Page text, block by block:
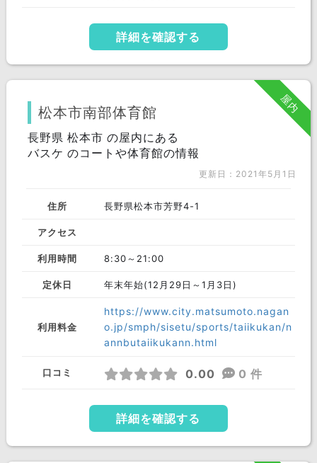
詳細を確認する
屋内
松本市南部体育館
長野県 松本市 の屋内にある
バスケ のコートや体育館の情報
更新日：2021年5月1日
住所 長野県松本市芳野4-1
アクセス
利用時間 8:30～21:00
定休日 年末年始(12月29日～1月3日)
利用料金
https://www.city.matsumoto.nagan
o.jp/smph/sisetu/sports/taiikukan/n
annbutaiikukann.html
口コミ 0.00 0 件
詳細を確認する